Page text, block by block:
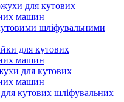
для кутових
машин
шліфувальними
для кутових
машин
для кутових
машин
кутових шліфувальних